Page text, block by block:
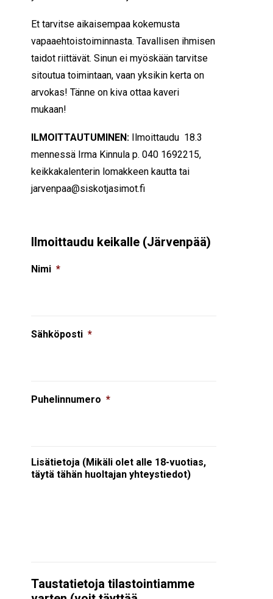
Et tarvitse aikaisempaa kokemusta
vapaaehtoistoiminnasta. Tavallisen ihmisen
taidot riittävät. Sinun ei myöskään tarvitse
sitoutua toimintaan, vaan yksikin kerta on
arvokas! Tänne on kiva ottaa kaveri
mukaan!
ILMOITTAUTUMINEN: Ilmoittaudu 18.3
mennessä Irma Kinnula p. 040 1692215,
keikkakalenterin lomakkeen kautta tai
jarvenpaa@siskotjasimot.fi
Ilmoittaudu keikalle (Järvenpää)
Nimi *
Sähköposti *
Puhelinnumero *
Lisätietoja (Mikäli olet alle 18-vuotias,
täytä tähän huoltajan yhteystiedot)
Taustatietoja tilastointiamme